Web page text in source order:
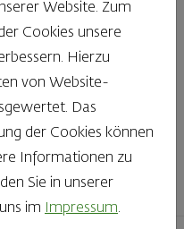
& Gebäck die Qual
wenn so großer Wert
gelegt wird, wie bei
das seinen
man einfach!
Website. Zum
Cookies unsere
Hierzu
von Website-
Das
der Cookies können
Informationen zu
Sie in unserer
im Impressum.